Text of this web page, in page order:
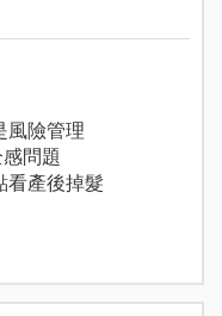
風險管理
問題
看產後掉髮